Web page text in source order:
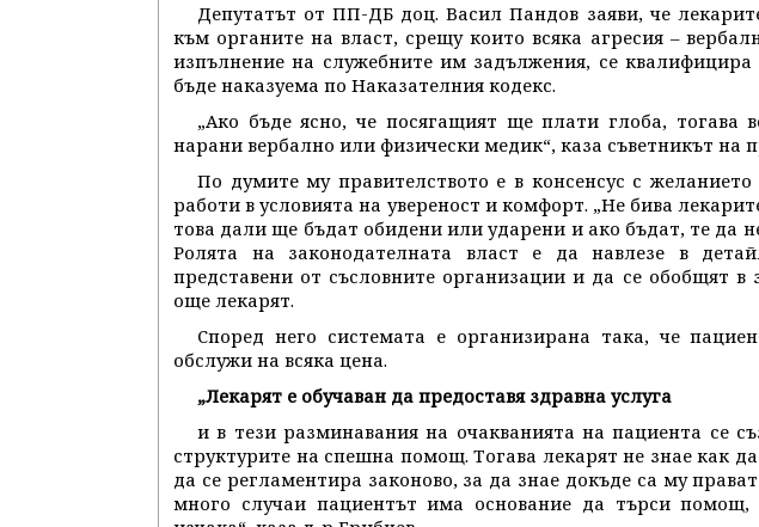
Депутатът от ПП-ДБ доц. Васил Пандов заяви, че
към органите на власт, срещу които всяка агресия –
изпълнение на служебните им задължения, се квалифицира
бъде наказуема по Наказателния кодекс.
„Ако бъде ясно, че посягащият ще плати глоба, тогава
нарани вербално или физически медик“, каза съветникът на
По думите му правителството е в консенсус с
работи в условията на увереност и комфорт. „Не бива
това дали ще бъдат обидени или ударени и ако бъдат, те да
Ролята на законодателната власт е да навлезе в
представени от съсловните организации и да се обобщят в
още лекарят.
Според него системата е организирана така, че
обслужи на всяка цена.
„Лекарят е обучаван да предоставя здравна услуга
и в тези разминавания на очакванията на пациента се
структурите на спешна помощ. Тогава лекарят не знае как
да се регламентира законово, за да знае докъде са му
много случаи пациентът има основание да търси